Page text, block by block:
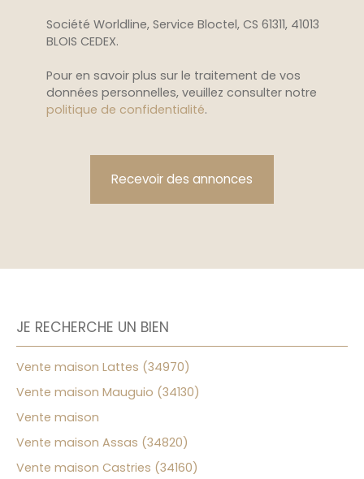
Société Worldline, Service Bloctel, CS 61311, 41013
BLOIS CEDEX.
Pour en savoir plus sur le traitement de vos
données personnelles, veuillez consulter notre
politique de confidentialité.
Recevoir des annonces
JE RECHERCHE UN BIEN
Vente maison Lattes (34970)
Vente maison Mauguio (34130)
Vente maison
Vente maison Assas (34820)
Vente maison Castries (34160)